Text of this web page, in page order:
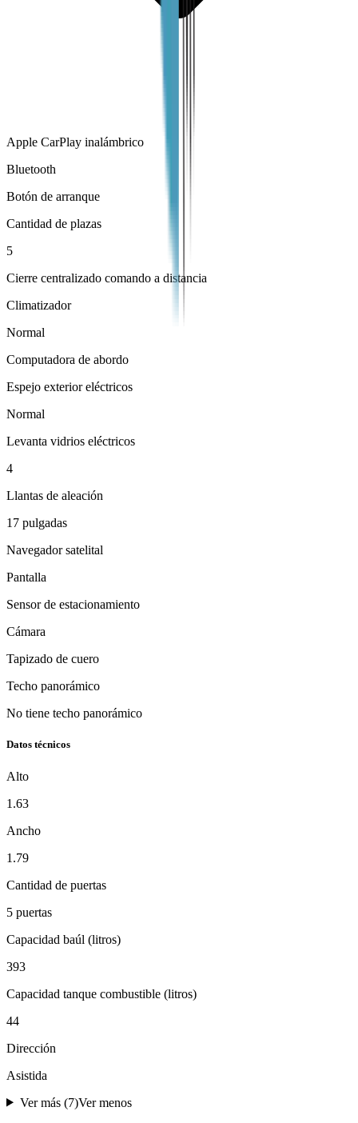
Apple CarPlay inalámbrico
Bluetooth
Botón de arranque
Cantidad de plazas
5
Cierre centralizado comando a distancia
Climatizador
Normal
Computadora de abordo
Espejo exterior eléctricos
Normal
Levanta vidrios eléctricos
4
Llantas de aleación
17 pulgadas
Navegador satelital
Pantalla
Sensor de estacionamiento
Cámara
Tapizado de cuero
Techo panorámico
No tiene techo panorámico
Datos técnicos
Alto
1.63
Ancho
1.79
Cantidad de puertas
5 puertas
Capacidad baúl (litros)
393
Capacidad tanque combustible (litros)
44
Dirección
Asistida
Ver más (7)Ver menos